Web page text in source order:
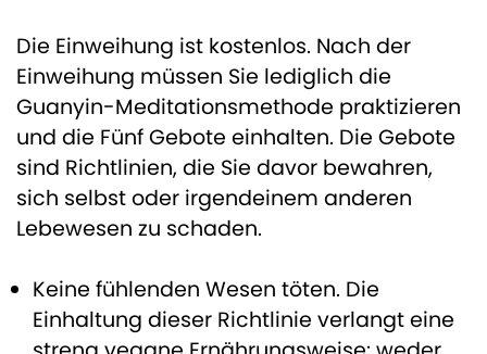
Die Einweihung ist kostenlos. Nach der
Einweihung müssen Sie lediglich die
Guanyin-Meditationsmethode praktizieren
und die Fünf Gebote einhalten. Die Gebote
sind Richtlinien, die Sie davor bewahren,
sich selbst oder irgendeinem anderen
Lebewesen zu schaden.
Keine fühlenden Wesen töten. Die
Einhaltung dieser Richtlinie verlangt eine